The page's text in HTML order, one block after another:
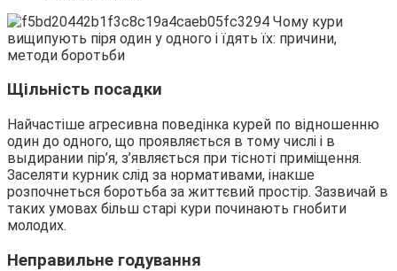
Щільність посадки
Найчастіше агресивна поведінка курей по відношенню
один до одного, що проявляється в тому числі і в
выдирании пір’я, з’являється при тісноті приміщення.
Заселяти курник слід за нормативами, інакше
розпочнеться боротьба за життєвий простір. Зазвичай в
таких умовах більш старі кури починають гнобити
молодих.
Неправильне годування